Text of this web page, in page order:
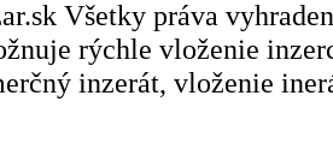
Všetky práva
rýchle vloženie
inzerát, vloženie